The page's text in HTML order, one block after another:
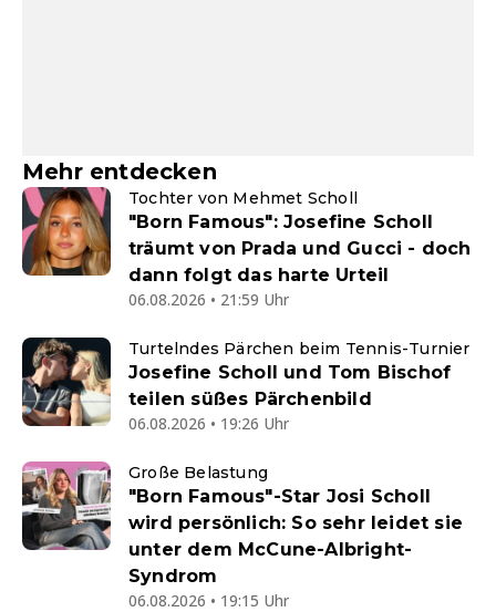
Mehr entdecken
Tochter von Mehmet Scholl
"Born Famous": Josefine Scholl
träumt von Prada und Gucci - doch
dann folgt das harte Urteil
06.08.2026 • 21:59 Uhr
Turtelndes Pärchen beim Tennis-Turnier
Josefine Scholl und Tom Bischof
teilen süßes Pärchenbild
06.08.2026 • 19:26 Uhr
Große Belastung
"Born Famous"-Star Josi Scholl
wird persönlich: So sehr leidet sie
unter dem McCune-Albright-
Syndrom
06.08.2026 • 19:15 Uhr